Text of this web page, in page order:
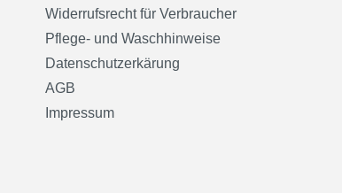
Widerrufsrecht für Verbraucher
Pflege- und Waschhinweise
Datenschutzerkärung
AGB
Impressum